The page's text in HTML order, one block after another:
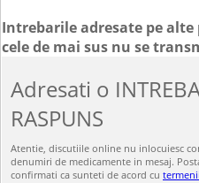
Intrebarile adresate pe
cele de mai sus nu se
Adresati o
RASPUNS
Atentie, discutiile online nu inlocuiesc
denumiri de medicamente in mesaj.
confirmati ca sunteti de acord cu